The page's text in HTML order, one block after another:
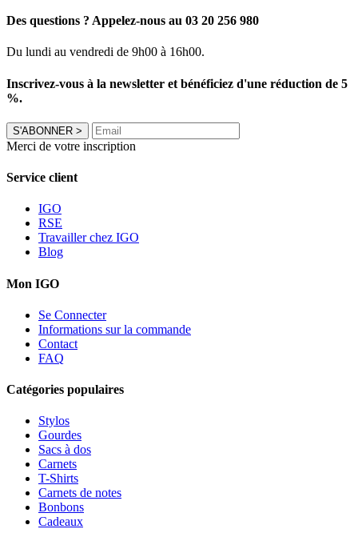
Des questions ? Appelez-nous au 03 20 256 980
Du lundi au vendredi de 9h00 à 16h00.
Inscrivez-vous à la newsletter et bénéficiez d'une réduction de 5
%.
S'ABONNER >
Merci de votre inscription
Service client
IGO
RSE
Travailler chez IGO
Blog
Mon IGO
Se Connecter
Informations sur la commande
Contact
FAQ
Catégories populaires
Stylos
Gourdes
Sacs à dos
Carnets
T-Shirts
Carnets de notes
Bonbons
Cadeaux